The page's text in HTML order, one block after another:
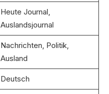
Heute Journal,
Auslandsjournal
Nachrichten, Politik,
Ausland
Deutsch